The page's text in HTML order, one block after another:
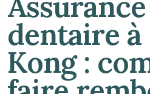
dentaire à
Kong :